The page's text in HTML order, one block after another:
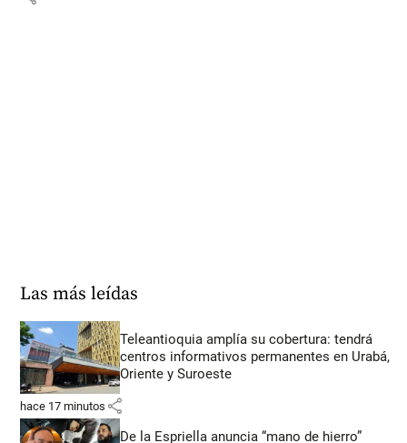
Las más leídas
Teleantioquia amplía su cobertura: tendrá
centros informativos permanentes en Urabá,
Oriente y Suroeste
hace 17 minutos share
De la Espriella anuncia “mano de hierro”